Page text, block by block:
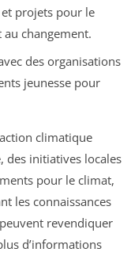
projets pour le
changement.
des organisations
jeunesse pour
climatique
des initiatives locales
pour le climat,
les connaissances
revendiquer
d’informations